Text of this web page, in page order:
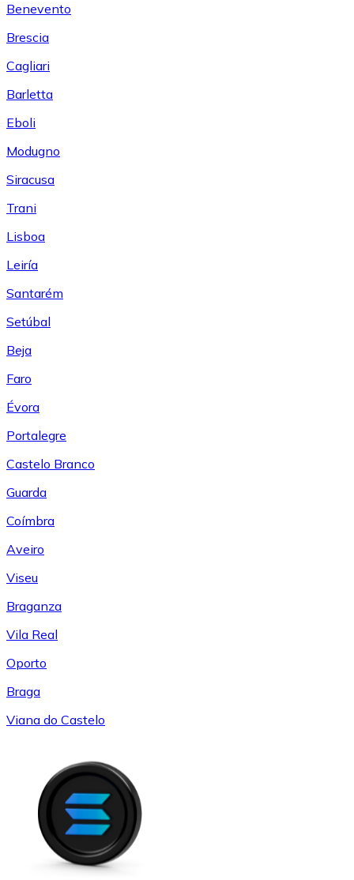
Benevento
Brescia
Cagliari
Barletta
Eboli
Modugno
Siracusa
Trani
Lisboa
Leiría
Santarém
Setúbal
Beja
Faro
Évora
Portalegre
Castelo Branco
Guarda
Coímbra
Aveiro
Viseu
Braganza
Vila Real
Oporto
Braga
Viana do Castelo